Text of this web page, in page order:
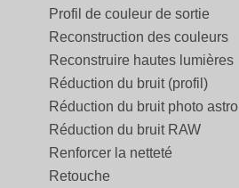
Profil de couleur de sortie
Reconstruction des couleurs
Reconstruire hautes lumières
Réduction du bruit (profil)
Réduction du bruit photo astro
Réduction du bruit RAW
Renforcer la netteté
Retouche